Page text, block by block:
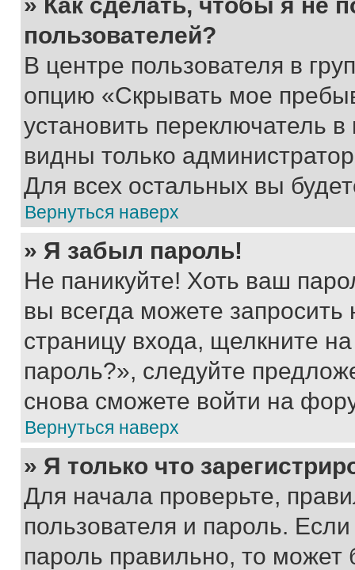
пользователей?
В центре пользователя в
опцию «Скрывать мое
установить переключатель
видны только
Для всех остальных вы
Вернуться наверх
» Я забыл пароль!
Не паникуйте! Хоть ваш
вы всегда можете
страницу входа, щелкните
пароль?», следуйте
снова сможете войти на
Вернуться наверх
» Я только что
Для начала проверьте,
пользователя и пароль.
пароль правильно, то может